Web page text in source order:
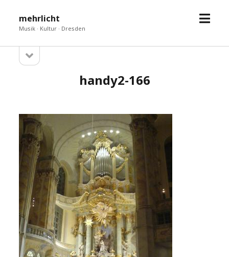
mehrlicht
Musik · Kultur · Dresden
Menü
Sidebar
öffnen
handy2-166